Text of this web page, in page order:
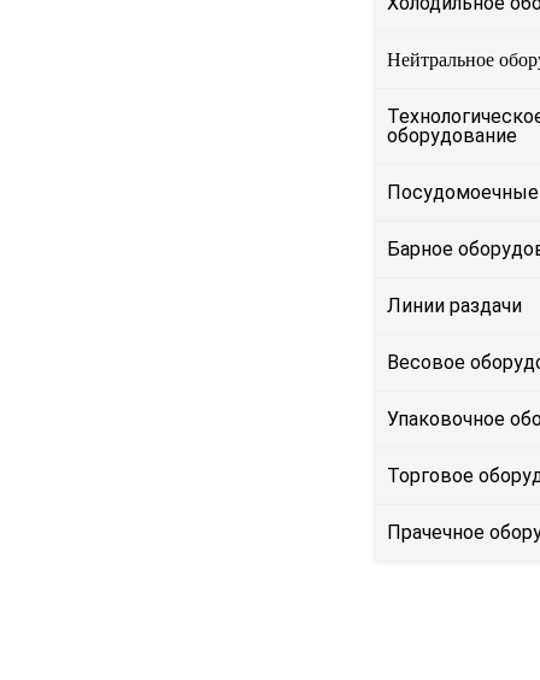
Нейтральное
оборудование
Барное
Линии раздачи
Весовое
Упаковочное
Торговое
Прачечное